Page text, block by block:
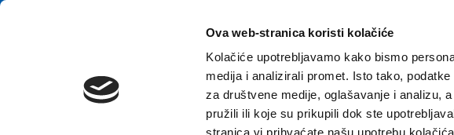
Ova web-stranica koristi kolačiće
Kolačiće upotrebljavamo kako bismo
medija i analizirali promet. Isto tako,
za društvene medije, oglašavanje i analizu,
pružili ili koje su prikupili dok ste
Preskočiť na obsah
Hlavná